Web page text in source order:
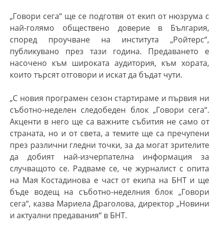
„Говори сега“ ще се подготвя от екип от нюзрума с
най-голямо обществено доверие в България,
според проучване на института „Ройтерс“,
публикувано през тази година. Предаването е
насочено към широката аудитория, към хората,
които търсят отговори и искат да бъдат чути.
„С новия програмен сезон стартираме и първия ни
съботно-неделен следобеден блок „Говори сега“.
Акценти в него ще са важните събития не само от
страната, но и от света, а темите ще са пречупени
през различни гледни точки, за да могат зрителите
да добият най-изчерпателна информация за
случващото се. Радваме се, че журналист с опита
на Мая Костадинова е част от екипа на БНТ и ще
бъде водещ на съботно-неделния блок „Говори
сега“, казва Мариела Драголова, директор „Новини
и актуални предавания“ в БНТ.